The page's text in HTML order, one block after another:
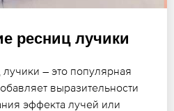
ресниц лучики
– это популярная
выразительности
эффекта лучей или